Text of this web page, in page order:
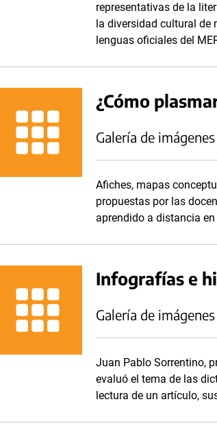
representativas de la
la diversidad cultural de
lenguas oficiales del
¿Cómo
Galería de imágenes
Afiches, mapas
propuestas por las
aprendido a distancia
Infografías e
Galería de imágenes
Juan Pablo Sorrentino,
evaluó el tema de las
lectura de un artículo,